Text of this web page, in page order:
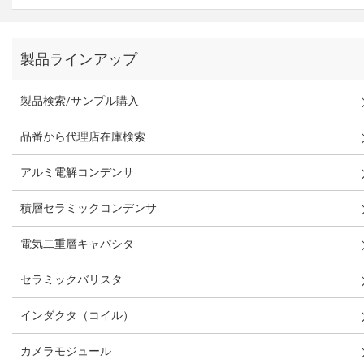
製品ラインアップ
製品検索/サンプル購入
品番から代理店在庫検索
アルミ電解コンデンサ
積層セラミックコンデンサ
電気二重層キャパシタ
セラミックバリスタ
インダクタ（コイル）
カメラモジュール